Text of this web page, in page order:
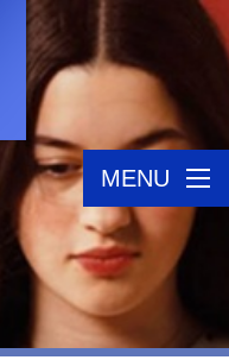
MENU